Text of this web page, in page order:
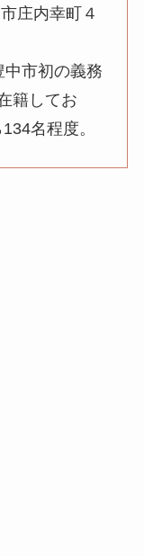
庄内幸町４
市初の義務
籍してお
名程度。